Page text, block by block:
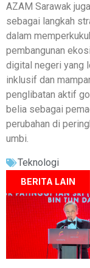
AZAM Sarawak
sebagai langkah
dalam
pembangunan
digital negeri yang
inklusif dan
penglibatan aktif
belia sebagai
perubahan di
umbi.
Teknologi
BERITA LAIN